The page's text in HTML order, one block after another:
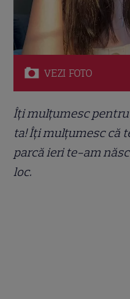
VEZI FOTO
Îți mulțumesc
ta! Îți mulțumesc că
parcă ieri te-am
loc.